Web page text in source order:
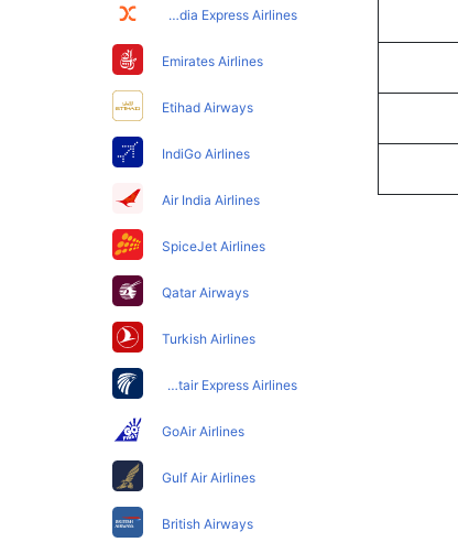
Air India Express Airlines
Emirates Airlines
Etihad Airways
IndiGo Airlines
Air India Airlines
SpiceJet Airlines
Qatar Airways
Turkish Airlines
Egyptair Express Airlines
GoAir Airlines
Gulf Air Airlines
British Airways